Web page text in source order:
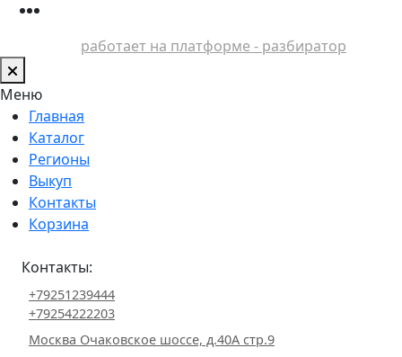
работает на платформе - разбиратор
Меню
Главная
Каталог
Регионы
Выкуп
Контакты
Корзина
Контакты:
+79251239444
+79254222203
Москва Очаковское шоссе, д.40А стр.9